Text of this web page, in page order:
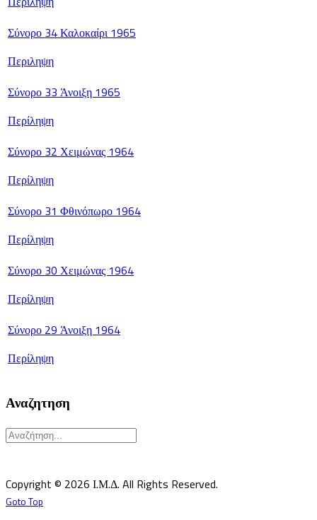
Σύνορο 34 Καλοκαίρι 1965
Περιληψη
Σύνορο 33 Άνοιξη 1965
Περίληψη
Σύνορο 32 Χειμώνας 1964
Περίληψη
Σύνορο 31 Φθινόπωρο 1964
Περίληψη
Σύνορο 30 Χειμώνας 1964
Περίληψη
Σύνορο 29 Άνοιξη 1964
Περίληψη
Αναζητηση
Copyright © 2026 Ι.Μ.Δ. All Rights Reserved.
Goto Top